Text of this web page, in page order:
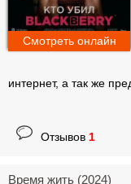
интернет, а так же
Смотреть онлайн
Отзывов 1
Время жить (2024)